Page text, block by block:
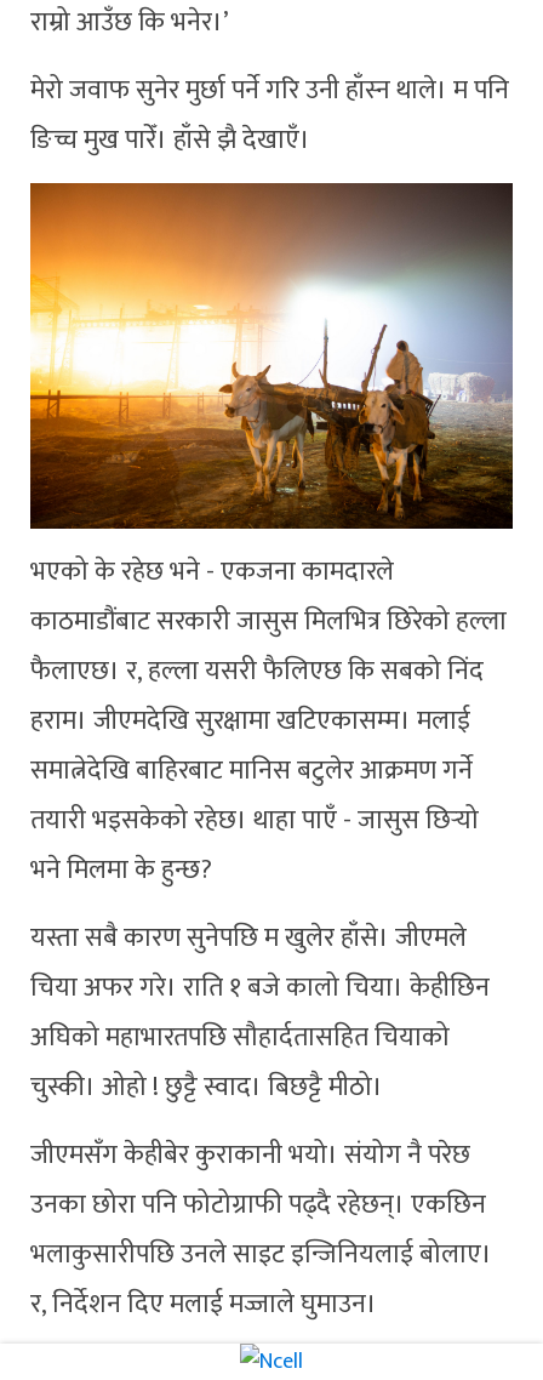
राम्रो आउँछ कि भनेर।’
मेरो जवाफ सुनेर मुर्छा पर्ने गरि उनी हाँस्न थाले। म पनि
ङिच्च मुख पारेँ। हाँसे झै देखाएँ।
भएको के रहेछ भने - एकजना कामदारले
काठमाडौंबाट सरकारी जासुस मिलभित्र छिरेको हल्ला
फैलाएछ। र, हल्ला यसरी फैलिएछ कि सबको निंद
हराम। जीएमदेखि सुरक्षामा खटिएकासम्म। मलाई
समात्नेदेखि बाहिरबाट मानिस बटुलेर आक्रमण गर्ने
तयारी भइसकेको रहेछ। थाहा पाएँ - जासुस छिर्‍यो
भने मिलमा के हुन्छ?
यस्ता सबै कारण सुनेपछि म खुलेर हाँसे। जीएमले
चिया अफर गरे। राति १ बजे कालो चिया। केहीछिन
अघिको महाभारतपछि सौहार्दतासहित चियाको
चुस्की। ओहो ! छुट्टै स्वाद। बिछट्टै मीठो।
जीएमसँग केहीबेर कुराकानी भयो। संयोग नै परेछ
उनका छोरा पनि फोटोग्राफी पढ्दै रहेछन्। एकछिन
भलाकुसारीपछि उनले साइट इन्जिनियलाई बोलाए।
र, निर्देशन दिए मलाई मज्जाले घुमाउन।